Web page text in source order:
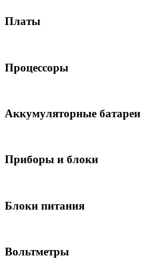
Платы
Процессоры
Аккумуляторные батареи
Приборы и блоки
Блоки питания
Вольтметры